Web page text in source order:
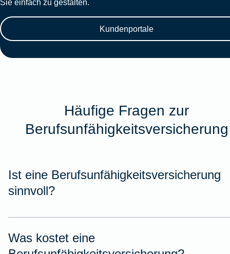
Sie einfach zu gestalten.
Kundenportale
Häufige Fragen zur
Berufsunfähigkeitsversicherung
Ist eine Berufsunfähigkeitsversicherung
sinnvoll?
Was kostet eine